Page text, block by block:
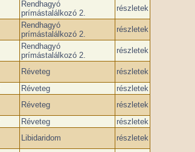
Rendhagyó
prímástalálkozó 2.
részletek
Rendhagyó
prímástalálkozó 2.
részletek
Rendhagyó
prímástalálkozó 2.
részletek
Réveteg
részletek
Réveteg
részletek
Réveteg
részletek
Réveteg
részletek
Libidaridom részletek